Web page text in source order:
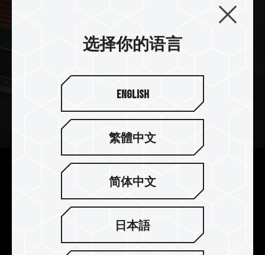
超频 10 层板 隐现不凡
采用 10 层高效能优化 PCB 板提升效能与稳定度，
让玩家体验超频快感及具高稳定性的超频内存模
选择你的语言
English
繁體中文
简体中文
日本語